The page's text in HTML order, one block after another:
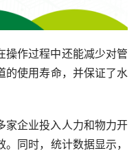
操作过程中还能减少对管
的使用寿命，并保证了水
家企业投入人力和物力开
同时，统计数据显示，